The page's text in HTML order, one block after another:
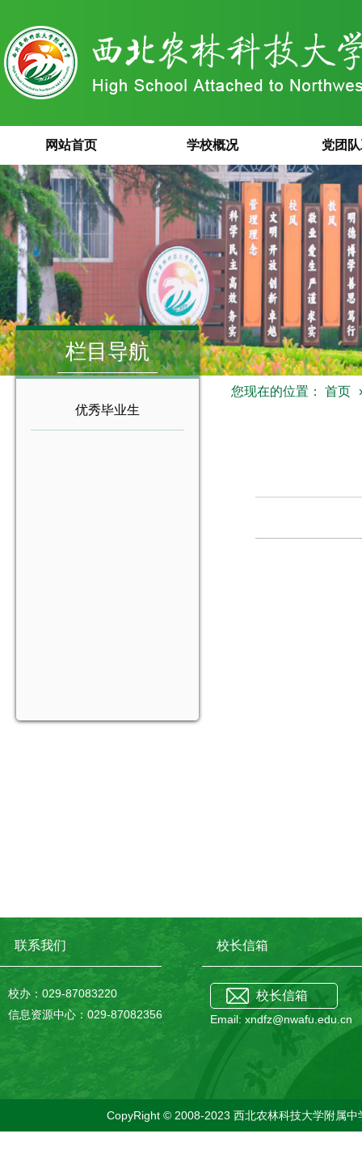
网站首页 学校概况 党团
栏目导航
优秀毕业生
您现在的位置： 首页
联系我们
校办：029-87083220
信息资源中心：029-87082356
校长信箱
校长信箱
Email: xndfz@nwafu.edu.cn
CopyRight © 2008-2023 西北农林科技大